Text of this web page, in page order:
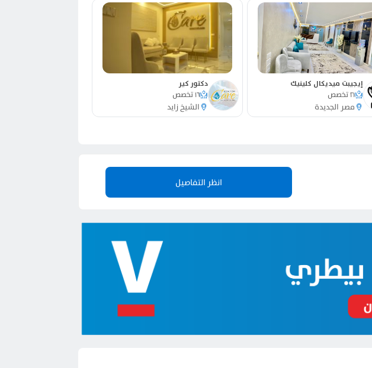
إيجيبت ميديكال كلينيك
٢١ تخصص
مصر الجديدة
دكتور كير
١٦ تخصص
الشيخ زايد
انظر التفاصيل